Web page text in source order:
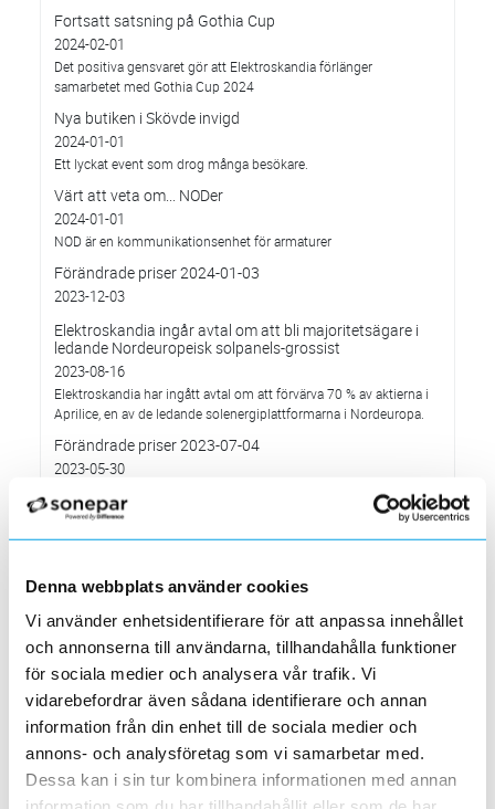
Denna webbplats använder cookies
Vi använder enhetsidentifierare för att anpassa innehållet
och annonserna till användarna, tillhandahålla funktioner
för sociala medier och analysera vår trafik. Vi
vidarebefordrar även sådana identifierare och annan
information från din enhet till de sociala medier och
annons- och analysföretag som vi samarbetar med.
Dessa kan i sin tur kombinera informationen med annan
Fortsatt satsning på Gothia Cup
2024-02-01
Det positiva gensvaret gör att Elektroskandia förlänger
samarbetet med Gothia Cup 2024
Nya butiken i Skövde invigd
2024-01-01
Ett lyckat event som drog många besökare.
Värt att veta om... NODer
2024-01-01
NOD är en kommunikationsenhet för armaturer
Förändrade priser 2024-01-03
2023-12-03
Elektroskandia ingår avtal om att bli majoritetsägare i
ledande Nordeuropeisk solpanels-grossist
2023-08-16
Elektroskandia har ingått avtal om att förvärva 70 % av aktierna i
Aprilice, en av de ledande solenergiplattformarna i Nordeuropa.
Förändrade priser 2023-07-04
2023-05-30
Ändrade öppettider i fyra Stockholmsbutiker
2023-03-08
Förändrade kabelpriser 2023-04-04
Solna-butiken flyttar 20 mars till nya lokaler
Välkommen till vår nya butik på Banvaktsvägen 24, 171 48 Solna!
MP bolagen - vinnare av Elektroskandias utmärkelse
”Årets Leverantör” 2022
2023-02-10
Systemunderhåll som påverkar vår e-handelssida